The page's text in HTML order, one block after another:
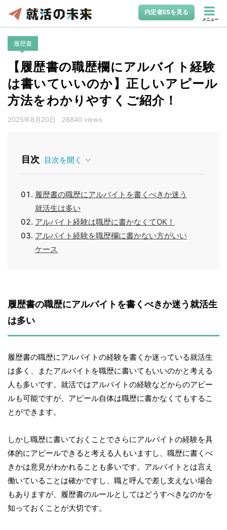
内定者ESを見る
メニュー
履歴書
【履歴書の職歴欄にアルバイト経験
は書いていいのか】正しいアピール
方法をわかりやすくご紹介！
2025年8月20日 26840 views
目次 目次を開く
履歴書の職歴にアルバイトを書くべきか迷う
就活生は多い
アルバイト経験は職歴に書かなくてOK！
アルバイト経験を職歴欄に書かない方がいい
ケース
履歴書の職歴にアルバイトを書くべきか迷う就活生
は多い
履歴書の職歴にアルバイトの経験を書くか迷っている就活生
は多く、またアルバイトを職歴に書いてもいいのかと考える
人も多いです。就活ではアルバイトの経験などからのアピー
ルも可能ですが、アピール自体は職歴に書かなくてもするこ
とができます。
しかし職歴に書いておくことでさらにアルバイトの経験を具
体的にアピールできると考える人もいますし、職歴に書くべ
きかは意見がわかれることも多いです。アルバイトとは言え
働いていることは確かですし、職と呼んで差し支えない場合
もありますが、履歴書のルールとしてはどうすべきなのかを
知っておくことが大切です。